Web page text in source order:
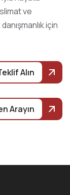
ve
için
Alın
Arayın